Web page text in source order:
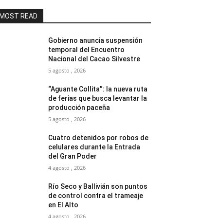
READ
Gobierno anuncia suspensión
temporal del Encuentro
Nacional del Cacao Silvestre
5 agosto , 2026
“Aguante Collita”: la nueva ruta
de ferias que busca levantar la
producción paceña
5 agosto , 2026
Cuatro detenidos por robos de
celulares durante la Entrada
del Gran Poder
4 agosto , 2026
Río Seco y Ballivián son puntos
de control contra el trameaje
en El Alto
4 agosto , 2026